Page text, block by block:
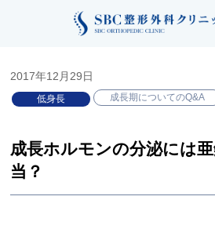
整形外科コラム 小児低身長 成
2017年12月29日
低身長 成長期についてのQ&A
成長ホルモンの分泌には
当？